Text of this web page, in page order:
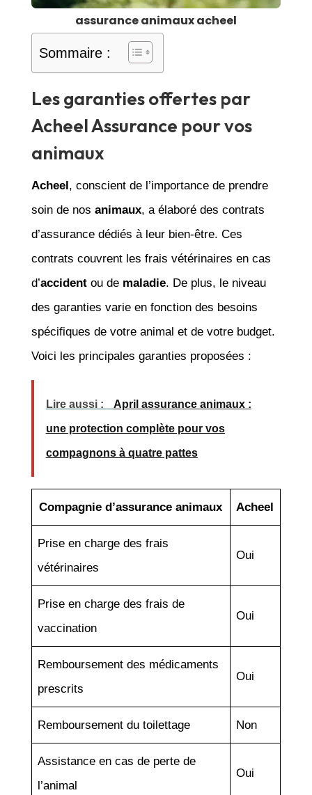
assurance animaux acheel
Sommaire :
Les garanties offertes par
Acheel Assurance pour vos
animaux
Acheel, conscient de l’importance de prendre
soin de nos animaux, a élaboré des contrats
d’assurance dédiés à leur bien-être. Ces
contrats couvrent les frais vétérinaires en cas
d’accidentou de maladie. De plus, le niveau
des garanties varie en fonction des besoins
spécifiques de votre animal et de votre budget.
Voici les principales garanties proposées :
Lire aussi : April assurance animaux :
une protection complète pour vos
compagnons à quatre pattes
Compagnie d’assurance animaux Acheel
Prise en charge des frais
vétérinaires
Oui
Prise en charge des frais de
vaccination
Oui
Remboursement des médicaments
prescrits
Oui
Remboursement du toilettage Non
Assistance en cas de perte de
l’animal
Oui